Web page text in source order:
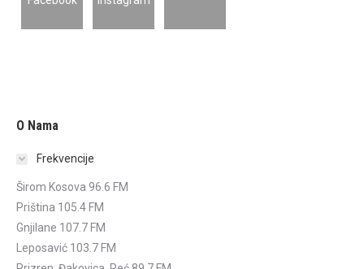
O Nama
Frekvencije
Širom Kosova 96.6 FM
Priština 105.4 FM
Gnjilane 107.7 FM
Leposavić 103.7 FM